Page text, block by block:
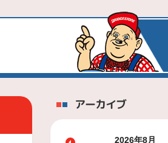
アーカイブ
2026年8月